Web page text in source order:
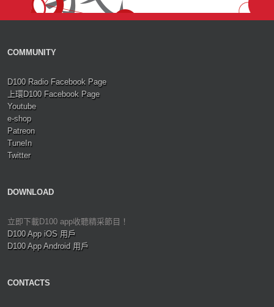
COMMUNITY
D100 Radio Facebook Page
上環D100 Facebook Page
Youtube
e-shop
Patreon
TuneIn
Twitter
DOWNLOAD
立即下載D100 app收聽精采節目！
D100 App iOS 用戶
D100 App Android 用戶
CONTACTS